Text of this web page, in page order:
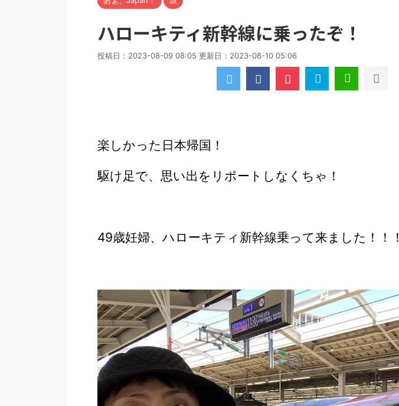
ハローキティ新幹線に乗ったぞ！
投稿日：2023-08-09 08:05 更新日： 2023-08-10 05:06
楽しかった日本帰国！
駆け足で、思い出をリポートしなくちゃ！
49歳妊婦、ハローキティ新幹線乗って来ました！！！